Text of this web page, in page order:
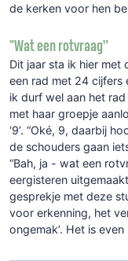
de kerken voor hen
"Wat een rotvraag”
Dit jaar sta ik hier met
een rad met 24 cijfers
ik durf wel aan het
met haar groepje
‘9’. “Oké, 9, daarbij
de schouders gaan
“Bah, ja - wat een
eergisteren
gesprekje met deze
voor erkenning, het
ongemak’. Het is even